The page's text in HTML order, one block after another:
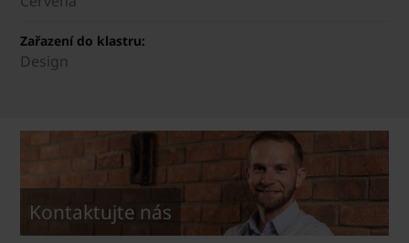
Zařazení do klastru:
Design
Kontaktujte nás